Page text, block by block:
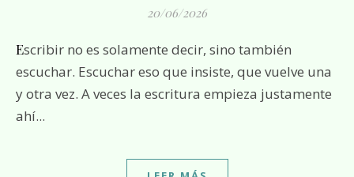
20/06/2026
Escribir no es solamente decir, sino también
escuchar. Escuchar eso que insiste, que vuelve una
y otra vez. A veces la escritura empieza justamente
ahí...